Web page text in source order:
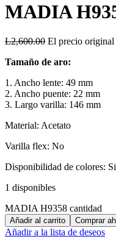
MADIA
L2,600.00 El precio
Tamaño de aro:
1. Ancho lente: 49 mm
2. Ancho puente: 22 mm
3. Largo varilla: 146 mm
Material: Acetato
Varilla flex: No
Disponibilidad de colores: Si
1 disponibles
MADIA H9358 cantidad
Añadir al carrito Comprar
Añadir a la lista de deseos